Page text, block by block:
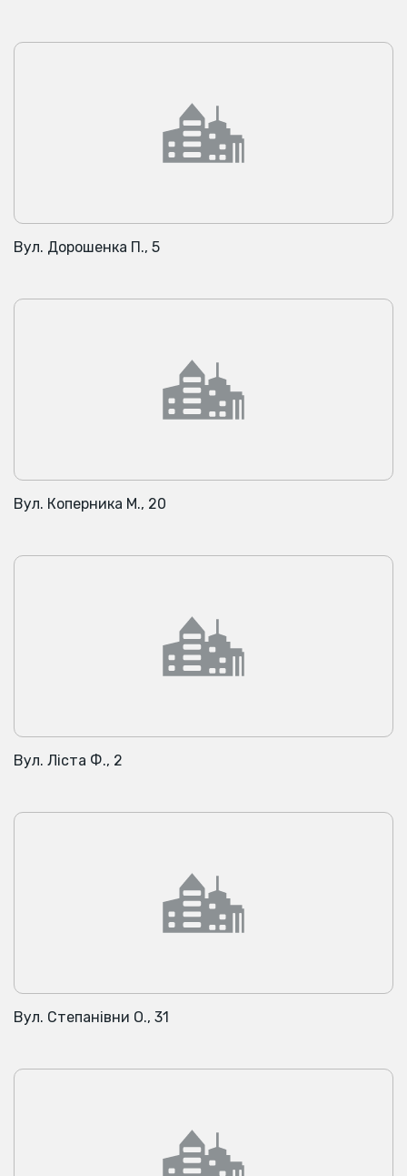
Вул. Дорошенка П., 5
Вул. Коперника М., 20
Вул. Ліста Ф., 2
Вул. Степанівни О., 31